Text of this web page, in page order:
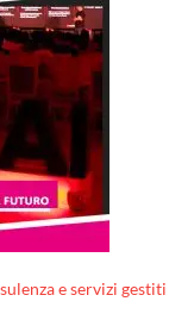
e servizi gestiti